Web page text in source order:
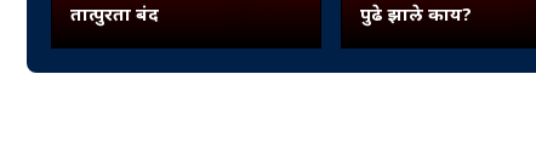
तात्पुरता बंद
पुढे झाले काय?